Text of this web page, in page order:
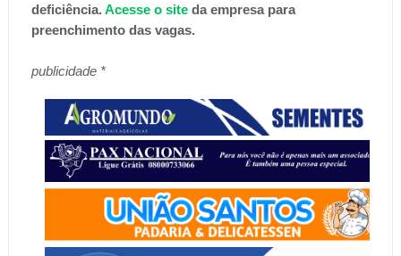
deficiência. Acesse o siteda empresa para
preenchimento das vagas.
publicidade *